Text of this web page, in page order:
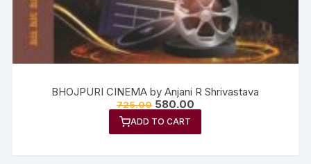
BHOJPURI CINEMA by Anjani R Shrivastava
725.00 580.00
ADD TO CART